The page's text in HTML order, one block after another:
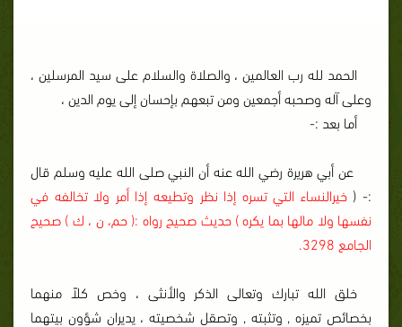
الحمد لله رب العالمين ، والصلاة والسلام على سيد المرسلين ،
وعلى آله وصحبه أجمعين ومن تبعهم بإحسان إلى يوم الدين ،
أما بعد :-
عن أبي هريرة رضي الله عنه أن النبي صلى الله عليه وسلم قال
:- (خيرالنساء التي تسره إذا نظر وتطيعه إذا أمر ولا تخالفه في
نفسها ولا مالها بما يكره ) حديث صحيح رواه :( حم، ن ، ك ) صحيح
الجامع 3298.
خلق الله تبارك وتعالى الذكر والأنثى ، وخص كلاً منهما
بخصائص تميزه , وتثبته , وتصقل شخصيته ، يديران شؤون بيتهما